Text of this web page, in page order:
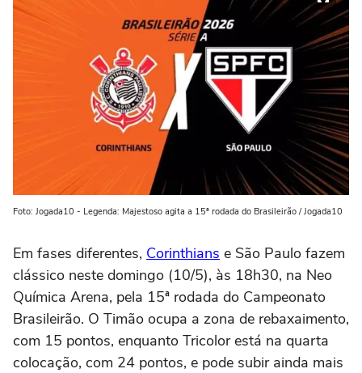
Foto: Jogada10 - Legenda: Majestoso agita a 15ª rodada do Brasileirão / Jogada10
Em fases diferentes, Corinthians e São Paulo fazem
clássico neste domingo (10/5), às 18h30, na Neo
Química Arena, pela 15ª rodada do Campeonato
Brasileirão. O Timão ocupa a zona de rebaxaimento,
com 15 pontos, enquanto Tricolor está na quarta
colocação, com 24 pontos, e pode subir ainda mais